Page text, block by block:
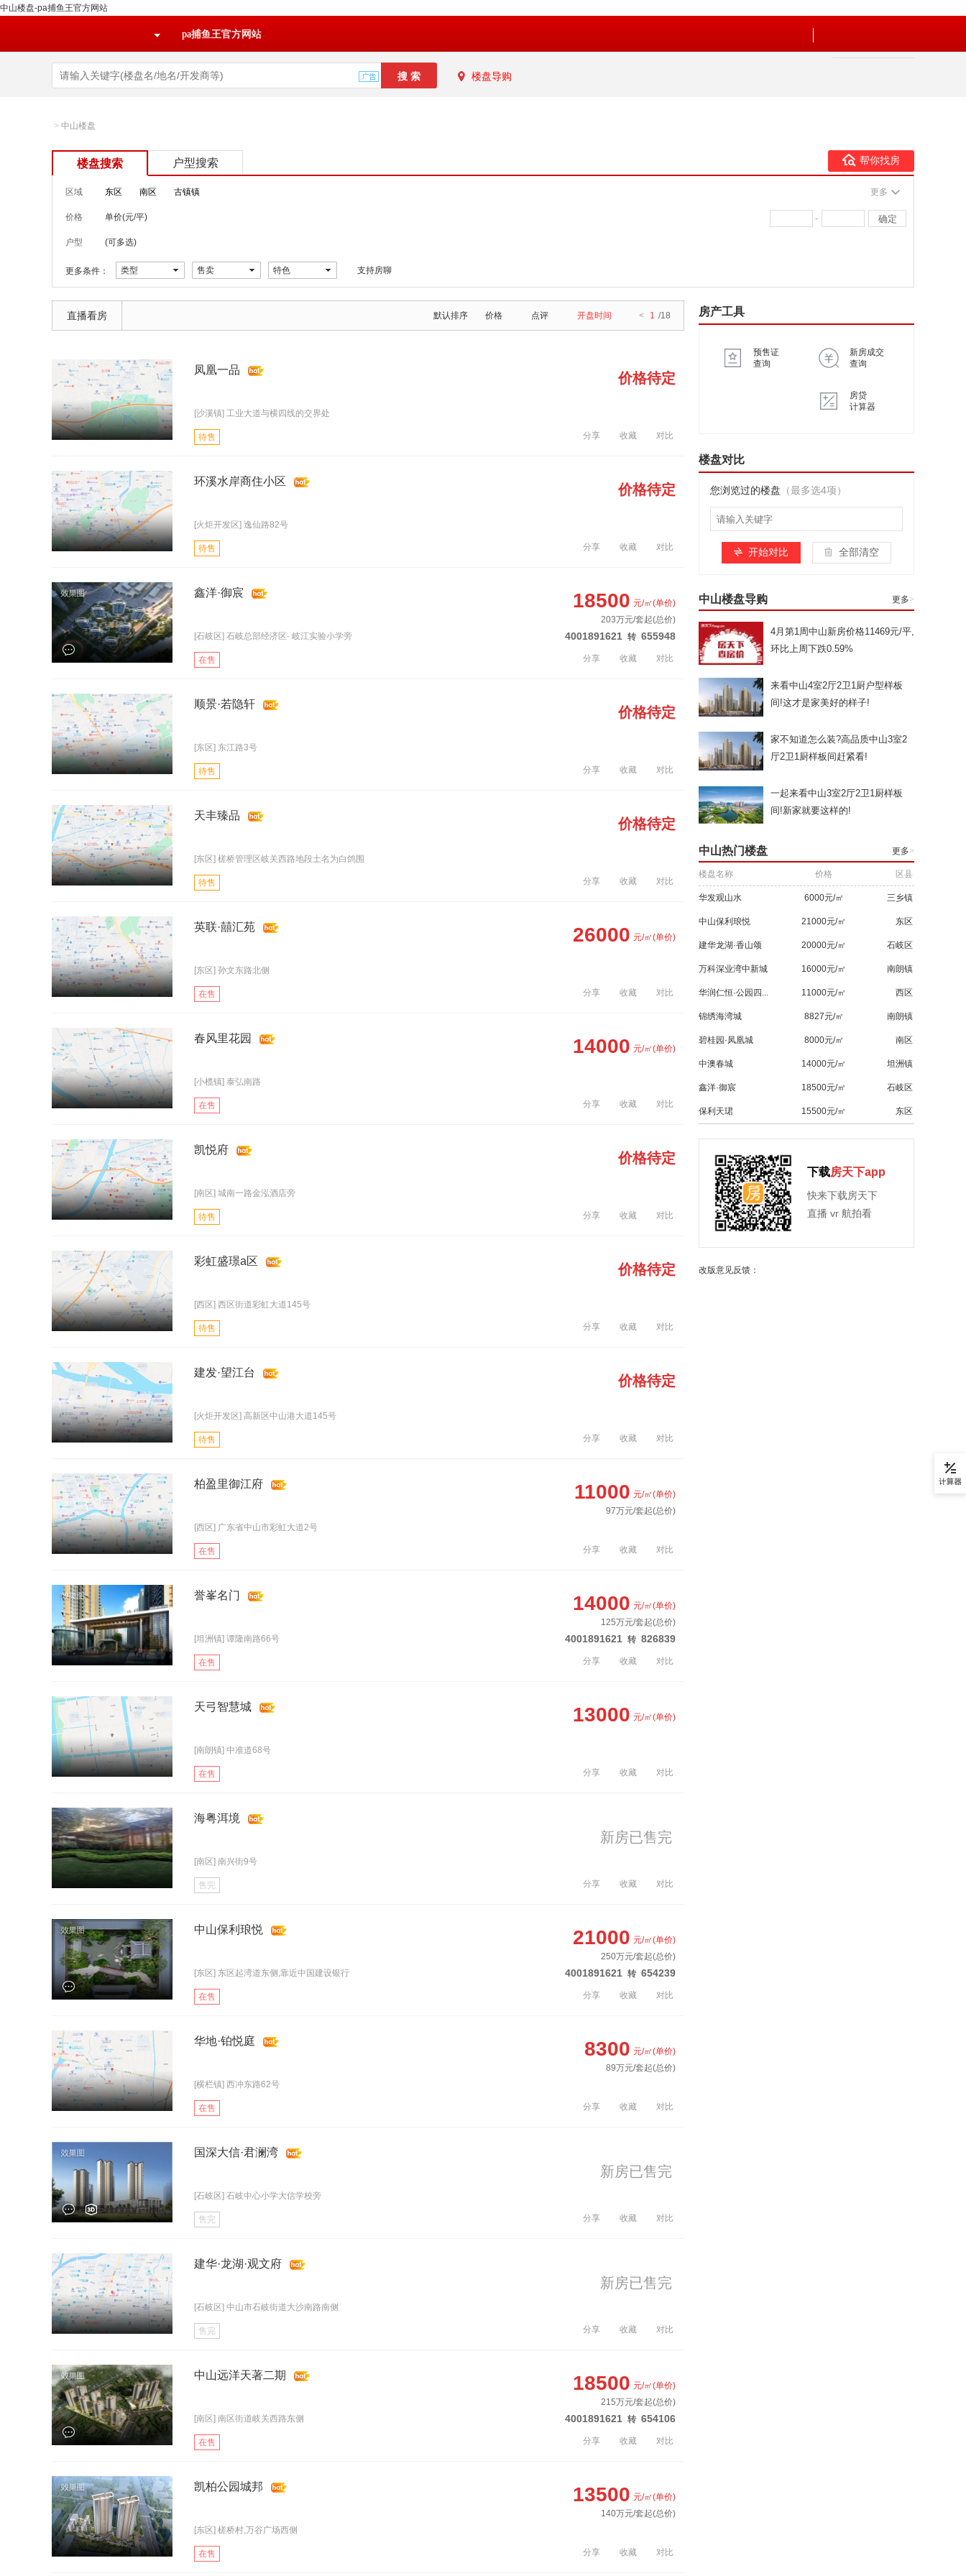
中山楼盘-pa捕鱼王官方网站
pa捕鱼王官方网站
楼盘导购
> 中山楼盘
楼盘搜索 户型搜索 帮你找房
区域 东区 南区 古镇镇 更多
价格 单价(元/平) -
户型 (可多选)
更多条件： 类型 售卖 特色 支持房聊
直播看房 默认排序 价格 点评 开盘时间 < 1 /18
凤凰一品
[沙溪镇] 工业大道与横四线的交界处
待售
价格待定
分享 收藏 对比
环溪水岸商住小区
[火炬开发区] 逸仙路82号
待售
价格待定
分享 收藏 对比
鑫洋·御宸
[石岐区] 石岐总部经济区· 岐江实验小学旁 4001891621 转 655948
在售
18500 元/㎡(单价)
203万元/套起(总价)
分享 收藏 对比
顺景·若隐轩
[东区] 东江路3号
待售
价格待定
分享 收藏 对比
天丰臻品
[东区] 槎桥管理区岐关西路地段土名为白鸽围
待售
价格待定
分享 收藏 对比
英联·囍汇苑
[东区] 孙文东路北侧
在售
26000 元/㎡(单价)
分享 收藏 对比
春风里花园
[小榄镇] 泰弘南路
在售
14000 元/㎡(单价)
分享 收藏 对比
凯悦府
[南区] 城南一路金泓酒店旁
待售
价格待定
分享 收藏 对比
彩虹盛璟a区
[西区] 西区街道彩虹大道145号
待售
价格待定
分享 收藏 对比
建发·望江台
[火炬开发区] 高新区中山港大道145号
待售
价格待定
分享 收藏 对比
柏盈里御江府
[西区] 广东省中山市彩虹大道2号
在售
11000 元/㎡(单价)
97万元/套起(总价)
分享 收藏 对比
誉峯名门
[坦洲镇] 谭隆南路66号 4001891621 转 826839
在售
14000 元/㎡(单价)
125万元/套起(总价)
分享 收藏 对比
天弓智慧城
[南朗镇] 中准道68号
在售
13000 元/㎡(单价)
分享 收藏 对比
海粤洱境
[南区] 南兴街9号
售完
新房已售完
分享 收藏 对比
中山保利琅悦
[东区] 东区起湾道东侧,靠近中国建设银行 4001891621 转 654239
在售
21000 元/㎡(单价)
250万元/套起(总价)
分享 收藏 对比
华地·铂悦庭
[横栏镇] 西冲东路62号
在售
8300 元/㎡(单价)
89万元/套起(总价)
分享 收藏 对比
国深大信·君澜湾
[石岐区] 石岐中心小学大信学校旁
售完
新房已售完
分享 收藏 对比
建华·龙湖·观文府
[石岐区] 中山市石岐街道大沙南路南侧
售完
新房已售完
分享 收藏 对比
中山远洋天著二期
[南区] 南区街道岐关西路东侧 4001891621 转 654106
在售
18500 元/㎡(单价)
215万元/套起(总价)
分享 收藏 对比
凯柏公园城邦
[东区] 槎桥村,万谷广场西侧
在售
13500 元/㎡(单价)
140万元/套起(总价)
分享 收藏 对比
房产工具
预售证
查询
新房成交
查询
房贷
计算器
楼盘对比
您浏览过的楼盘 （最多选4项）
开始对比 全部清空
中山楼盘导购 更多>
4月第1周中山新房价格11469元/平,
环比上周下跌0.59%
来看中山4室2厅2卫1厨户型样板
间!这才是家美好的样子!
家不知道怎么装?高品质中山3室2
厅2卫1厨样板间赶紧看!
一起来看中山3室2厅2卫1厨样板
间!新家就要这样的!
中山热门楼盘 更多>
楼盘名称 价格 区县
华发观山水 6000元/㎡ 三乡镇
中山保利琅悦 21000元/㎡ 东区
建华龙湖·香山颂 20000元/㎡ 石岐区
万科深业湾中新城 16000元/㎡ 南朗镇
华润仁恒·公园四... 11000元/㎡ 西区
锦绣海湾城 8827元/㎡ 南朗镇
碧桂园·凤凰城 8000元/㎡ 南区
中澳春城 14000元/㎡ 坦洲镇
鑫洋·御宸 18500元/㎡ 石岐区
保利天珺 15500元/㎡ 东区
下载房天下app
快来下载房天下
直播 vr 航拍看
改版意见反馈：